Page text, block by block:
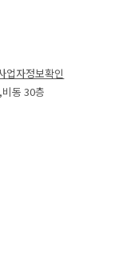
업자정보확인
동 30층